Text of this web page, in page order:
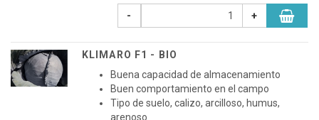
- +
KLIMARO F1 - BIO
Buena capacidad de almacenamiento
Buen comportamiento en el campo
Tipo de suelo, calizo, arcilloso, humus,
arenoso